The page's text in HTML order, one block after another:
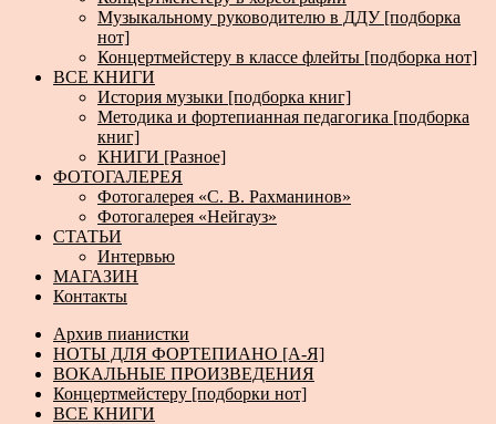
Музыкальному руководителю в ДДУ [подборка
нот]
Концертмейстеру в классе флейты [подборка нот]
ВСЕ КНИГИ
История музыки [подборка книг]
Методика и фортепианная педагогика [подборка
книг]
КНИГИ [Разное]
ФОТОГАЛЕРЕЯ
Фотогалерея «С. В. Рахманинов»
Фотогалерея «Нейгауз»
СТАТЬИ
Интервью
МАГАЗИН
Контакты
Архив пианистки
НОТЫ ДЛЯ ФОРТЕПИАНО [А-Я]
ВОКАЛЬНЫЕ ПРОИЗВЕДЕНИЯ
Концертмейстеру [подборки нот]
ВСЕ КНИГИ